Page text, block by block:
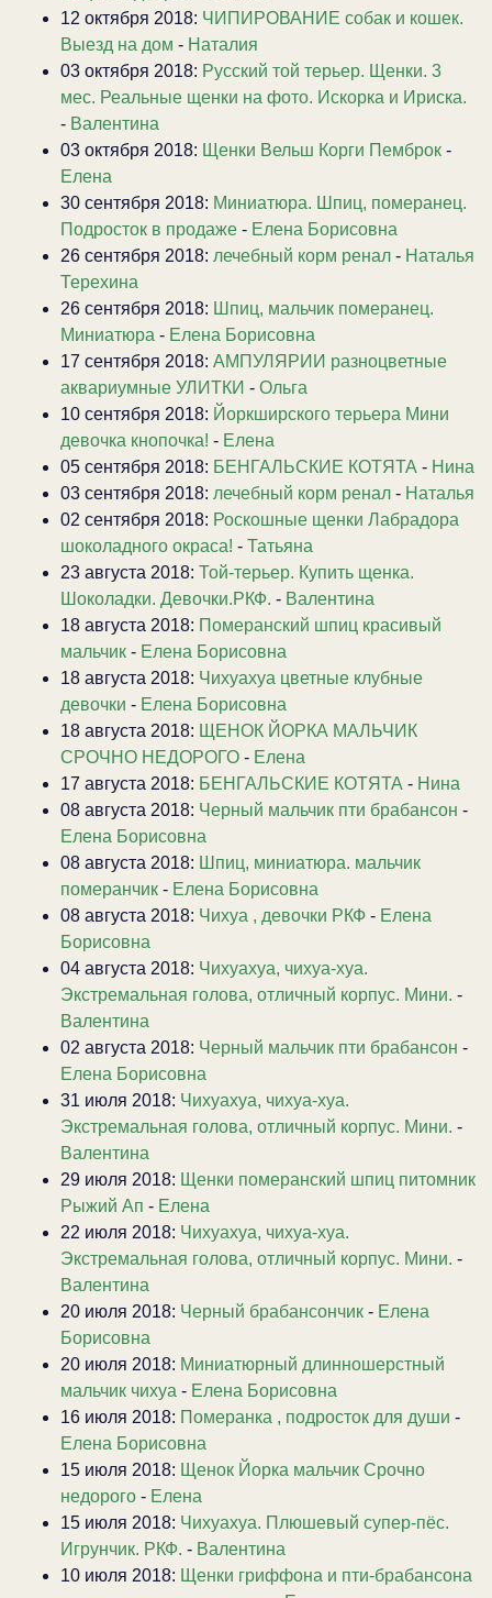
12 октября 2018: ЧИПИРОВАНИЕ собак и кошек.
Выезд на дом - Наталия
03 октября 2018: Русский той терьер. Щенки. 3
мес. Реальные щенки на фото. Искорка и Ириска.
- Валентина
03 октября 2018: Щенки Вельш Корги Пемброк -
Елена
30 сентября 2018: Миниатюра. Шпиц, померанец.
Подросток в продаже - Елена Борисовна
26 сентября 2018: лечебный корм ренал - Наталья
Терехина
26 сентября 2018: Шпиц, мальчик померанец.
Миниатюра - Елена Борисовна
17 сентября 2018: АМПУЛЯРИИ разноцветные
аквариумные УЛИТКИ - Ольга
10 сентября 2018: Йоркширского терьера Мини
девочка кнопочка! - Елена
05 сентября 2018: БЕНГАЛЬСКИЕ КОТЯТА - Нина
03 сентября 2018: лечебный корм ренал - Наталья
02 сентября 2018: Роскошные щенки Лабрадора
шоколадного окраса! - Татьяна
23 августа 2018: Той-терьер. Купить щенка.
Шоколадки. Девочки.РКФ. - Валентина
18 августа 2018: Померанский шпиц красивый
мальчик - Елена Борисовна
18 августа 2018: Чихуахуа цветные клубные
девочки - Елена Борисовна
18 августа 2018: ЩЕНОК ЙОРКА МАЛЬЧИК
СРОЧНО НЕДОРОГО - Елена
17 августа 2018: БЕНГАЛЬСКИЕ КОТЯТА - Нина
08 августа 2018: Черный мальчик пти брабансон -
Елена Борисовна
08 августа 2018: Шпиц, миниатюра. мальчик
померанчик - Елена Борисовна
08 августа 2018: Чихуа , девочки РКФ - Елена
Борисовна
04 августа 2018: Чихуахуа, чихуа-хуа.
Экстремальная голова, отличный корпус. Мини. -
Валентина
02 августа 2018: Черный мальчик пти брабансон -
Елена Борисовна
31 июля 2018: Чихуахуа, чихуа-хуа.
Экстремальная голова, отличный корпус. Мини. -
Валентина
29 июля 2018: Щенки померанский шпиц питомник
Рыжий Ап - Елена
22 июля 2018: Чихуахуа, чихуа-хуа.
Экстремальная голова, отличный корпус. Мини. -
Валентина
20 июля 2018: Черный брабансончик - Елена
Борисовна
20 июля 2018: Миниатюрный длинношерстный
мальчик чихуа - Елена Борисовна
16 июля 2018: Померанка , подросток для души -
Елена Борисовна
15 июля 2018: Щенок Йорка мальчик Срочно
недорого - Елена
15 июля 2018: Чихуахуа. Плюшевый супер-пёс.
Игрунчик. РКФ. - Валентина
10 июля 2018: Щенки гриффона и пти-брабансона